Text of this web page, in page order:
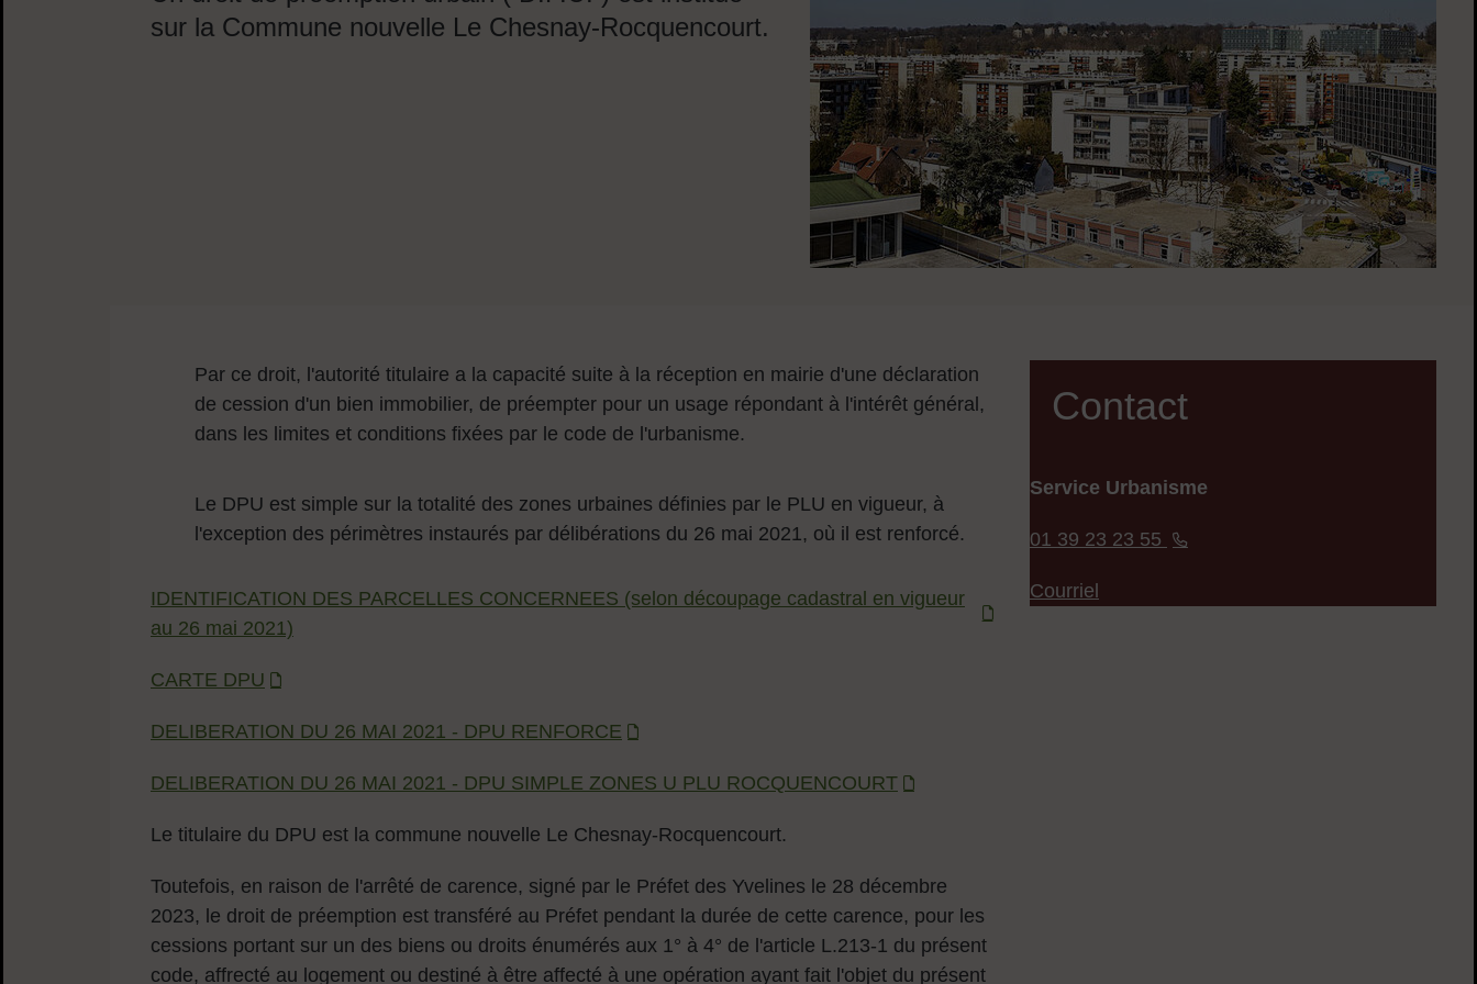
sur la Commune nouvelle Le Chesnay-Rocquencourt.
SommairePar ce droit, l'autorité titulaire a la capacité suite à la réception en mairie d'une déclaration
de cession d'un bien immobilier, de préempter pour un usage répondant à l'intérêt général,
dans les limites et conditions fixées par le code de l'urbanisme.
Le DPU est simple sur la totalité des zones urbaines définies par le PLU en vigueur, à
l'exception des périmètres instaurés par délibérations du 26 mai 2021, où il est renforcé.
IDENTIFICATION DES PARCELLES CONCERNEES (selon découpage cadastral en vigueur
au 26 mai 2021)
CARTE DPU
DELIBERATION DU 26 MAI 2021 - DPU RENFORCE
DELIBERATION DU 26 MAI 2021 - DPU SIMPLE ZONES U PLU ROCQUENCOURT
Le titulaire du DPU est la commune nouvelle Le Chesnay-Rocquencourt.
Toutefois, en raison de l'arrêté de carence, signé par le Préfet des Yvelines le 28 décembre
2023, le droit de préemption est transféré au Préfet pendant la durée de cette carence, pour les
cessions portant sur un des biens ou droits énumérés aux 1° à 4° de l'article L.213-1 du présent
code, affrecté au logement ou destiné à être affecté à une opération ayant fait l'objet du présent
Contact
Service Urbanisme
01 39 23 23 55
Courriel